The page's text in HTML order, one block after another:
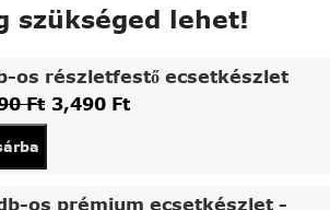
szükséged lehet!
os részletfestő ecsetkészlet
Ft 3,490 Ft
os prémium ecsetkészlet -